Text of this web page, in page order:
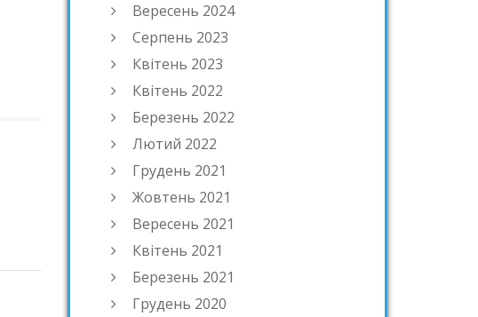
Вересень 2024
Серпень 2023
Квітень 2023
Квітень 2022
Березень 2022
Лютий 2022
Грудень 2021
Жовтень 2021
Вересень 2021
Квітень 2021
Березень 2021
Грудень 2020